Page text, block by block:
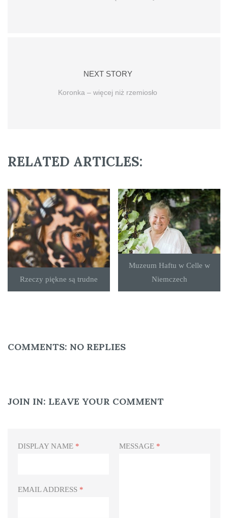
NEXT STORY
Koronka – więcej niż rzemiosło
RELATED ARTICLES:
Rzeczy piękne są trudne
Muzeum Haftu w Celle w
Niemczech
COMMENTS: NO REPLIES
JOIN IN: LEAVE YOUR COMMENT
DISPLAY NAME *
EMAIL ADDRESS *
MESSAGE *